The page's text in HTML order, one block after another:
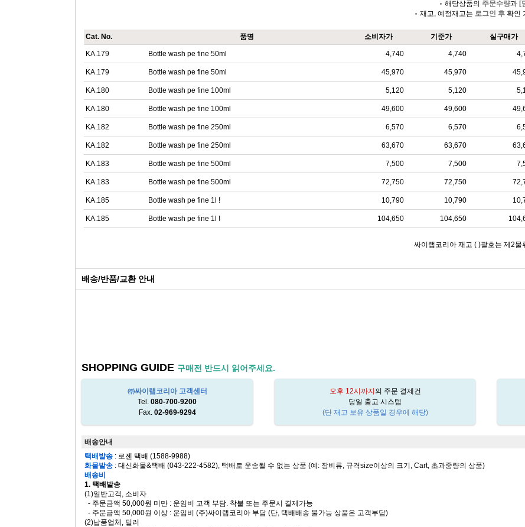
해당상품의 주문수량과 [
재고, 예정재고는 로그인 후 확인
Cat. No. 품명 소비자가 기준가 실구매가
KA.179 Bottle wash pe fine 50ml 4,740 4,740
KA.179 Bottle wash pe fine 50ml 45,970 45,970
KA.180 Bottle wash pe fine 100ml 5,120 5,120
KA.180 Bottle wash pe fine 100ml 49,600 49,600
KA.182 Bottle wash pe fine 250ml 6,570 6,570
KA.182 Bottle wash pe fine 250ml 63,670 63,670
KA.183 Bottle wash pe fine 500ml 7,500 7,500
KA.183 Bottle wash pe fine 500ml 72,750 72,750
KA.185 Bottle wash pe fine 1l ! 10,790 10,790
KA.185 Bottle wash pe fine 1l ! 104,650 104,650
싸이랩코리아 재고 ( )괄호는 제2
배송/반품/교환 안내
SHOPPING GUIDE 구매전 반드시 읽어주세요.
㈜싸이랩코리아 고객센터
Tel. 080-700-9200
Fax. 02-969-9294
오후 12시까지 의 주문 결제건
당일 출고 시스템
(단 재고 보유 상품일 경우에 해당)
배송안내
택배발송 : 로젠 택배 (1588-9988)
화물발송 : 대신화물&택배 (043-222-4582), 택배로 운송될 수 없는 상품 (예: 장비류, 규격size이상의 크기, Cart, 초과중량의 상품)
배송비
1. 택배발송
(1)일반고객, 소비자
- 주문금액 50,000원 미만 : 운임비 고객 부담. 착불 또는 주문시 결제가능
- 주문금액 50,000원 이상 : 운임비 (주)싸이랩코리아 부담 (단, 택배배송 불가능 상품은 고객부담)
(2)납품업체, 딜러